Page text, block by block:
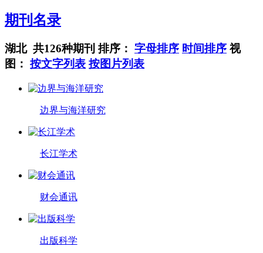
期刊名录
湖北 共126种期刊 排序： 字母排序 时间排序 视
图： 按文字列表 按图片列表
边界与海洋研究
长江学术
财会通讯
出版科学